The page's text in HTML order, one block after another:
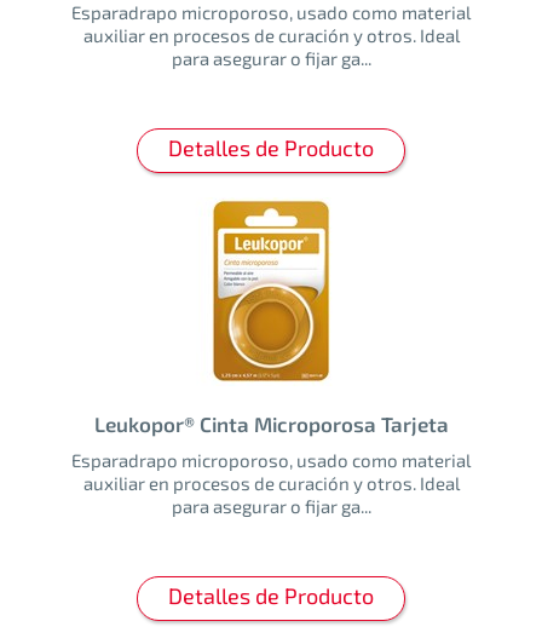
Esparadrapo microporoso, usado como material
auxiliar en procesos de curación y otros. Ideal
para asegurar o fijar ga...
Detalles de Producto
Leukopor® Cinta Microporosa Tarjeta
Esparadrapo microporoso, usado como material
auxiliar en procesos de curación y otros. Ideal
para asegurar o fijar ga...
Detalles de Producto